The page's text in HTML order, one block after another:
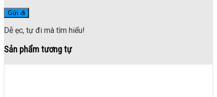
Dễ ẹc, tự đi mà tìm hiểu!
Sản phẩm tương tự